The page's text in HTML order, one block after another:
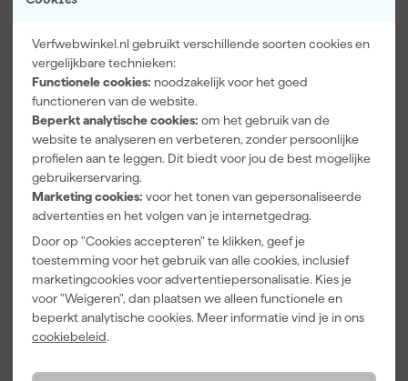
Verfwebwinkel.nl gebruikt verschillende soorten cookies en
vergelijkbare technieken:
Functionele cookies: noodzakelijk voor het goed
functioneren van de website.
Beperkt analytische cookies: om het gebruik van de
website te analyseren en verbeteren, zonder persoonlijke
profielen aan te leggen. Dit biedt voor jou de best mogelijke
gebruikerservaring.
Marketing cookies: voor het tonen van gepersonaliseerde
advertenties en het volgen van je internetgedrag.
Door op "Cookies accepteren" te klikken, geef je
toestemming voor het gebruik van alle cookies, inclusief
marketingcookies voor advertentiepersonalisatie. Kies je
voor "Weigeren", dan plaatsen we alleen functionele en
beperkt analytische cookies. Meer informatie vind je in ons
cookiebeleid.
Paintura
Lucamax
Washi tape -
50mx24mm
Morgen
bezorgd
Adviesprijs 6,00
3,99
incl. BTW
Farrow & Ball
F&B
Kleurenwaaie
r
Morgen
bezorgd
22,00
incl. BTW
Go!Paint Roll
Verfemmer -
18cm Roller -
8L + 5
Inzetemmers
Morgen
bezorgd
10,
incl. BTW
Onze Top 10